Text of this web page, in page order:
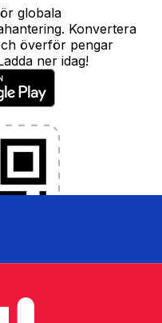
globala
Konvertera
överför pengar
ner idag!